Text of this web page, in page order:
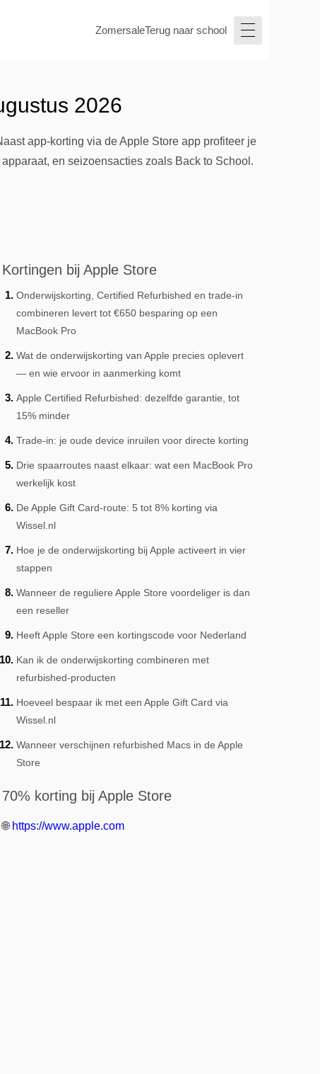
ZomersaleTerug naar school
2026
app-korting via de Apple Store app profiteer je
en seizoensacties zoals Back to School.
Kortingen bij Apple Store
Onderwijskorting, Certified Refurbished en trade-in
combineren levert tot €650 besparing op een
MacBook Pro
Wat de onderwijskorting van Apple precies oplevert
— en wie ervoor in aanmerking komt
Apple Certified Refurbished: dezelfde garantie, tot
15% minder
Trade-in: je oude device inruilen voor directe korting
Drie spaarroutes naast elkaar: wat een MacBook Pro
werkelijk kost
De Apple Gift Card-route: 5 tot 8% korting via
Wissel.nl
Hoe je de onderwijskorting bij Apple activeert in vier
stappen
Wanneer de reguliere Apple Store voordeliger is dan
een reseller
Heeft Apple Store een kortingscode voor Nederland
Kan ik de onderwijskorting combineren met
refurbished-producten
Hoeveel bespaar ik met een Apple Gift Card via
Wissel.nl
Wanneer verschijnen refurbished Macs in de Apple
Store
70% korting bij Apple Store
🌐 https://www.apple.com